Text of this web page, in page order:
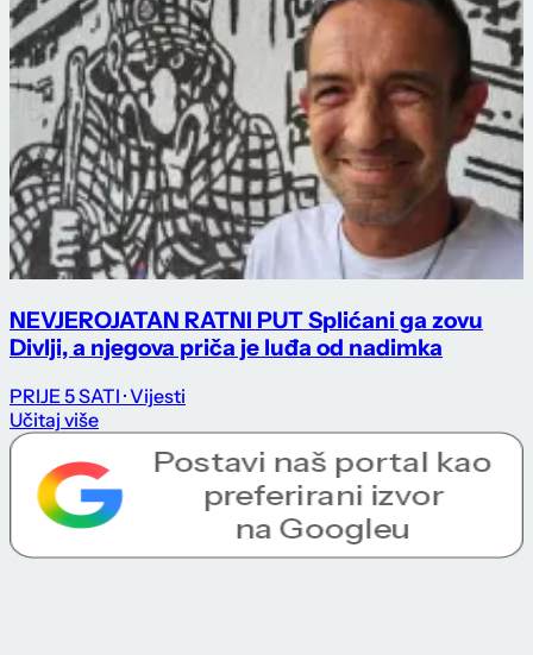
NEVJEROJATAN RATNI PUT Splićani ga zovu
Divlji, a njegova priča je luđa od nadimka
PRIJE 5 SATI · Vijesti
Učitaj više